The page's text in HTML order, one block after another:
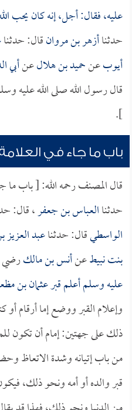
عليه، فقال: أجل، إنه كان يحب
حدثناأزهر بن مروانقال: حدثنا
أيوبعنحميد بن هلالعنأبي
قال رسول الله صلى الله عليه
].
باب ما جاء في
قال المصنف رحمه الله: [ باب ما
حدثناالعباس بن جعفر، قال:
الواسطيقال: حدثناعبد العزيز
بنت نبيطعنأنس بن مالكرضي
عليه وسلم أعلم قبرعثمان بن
وإعلام القبر ووضع إما أرقام أو
ذلك على جهتين: إمام أن تكون
من باب إتيانه وشدة الاتعاظ
قبر والده أو أمه ونحو ذلك،